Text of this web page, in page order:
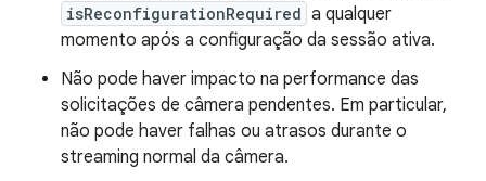
isReconfigurationRequired a qualquer
momento após a configuração da sessão ativa.
Não pode haver impacto na performance das
solicitações de câmera pendentes. Em particular,
não pode haver falhas ou atrasos durante o
streaming normal da câmera.